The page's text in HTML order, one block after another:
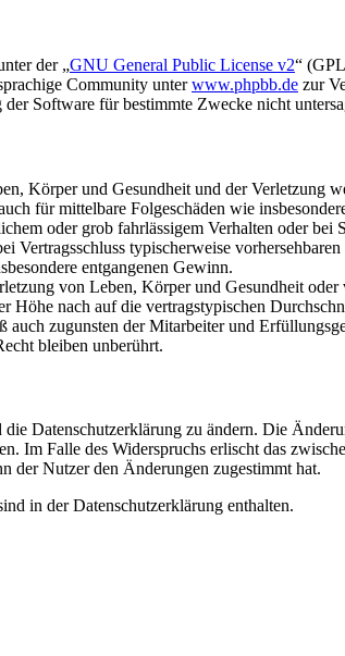
der „GNU General Public License v2“
Community unterwww.phpbb.de zur
Software für bestimmte Zwecke nicht
Körper und Gesundheit und der
für mittelbare Folgeschäden wie
oder grob fahrlässigem Verhalten oder
typischerweise
entgangenen Gewinn.
von Leben, Körper und Gesundheit
Höhe nach auf die vertragstypischen
zugunsten der Mitarbeiter und
bleiben unberührt.
Datenschutzerklärung zu ändern. Die
Im Falle des Widerspruchs erlischt das
der Nutzer den Änderungen zugestimmt hat.
in der Datenschutzerklärung enthalten.